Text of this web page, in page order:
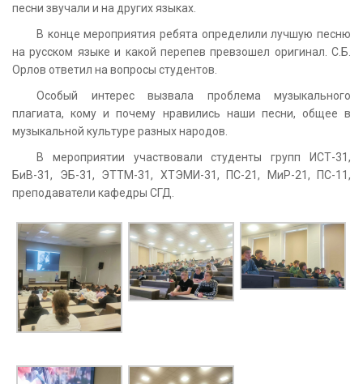
песни звучали и на других языках.
В конце мероприятия ребята определили лучшую песню
на русском языке и какой перепев превзошел оригинал. С.Б.
Орлов ответил на вопросы студентов.
Особый интерес вызвала проблема музыкального
плагиата, кому и почему нравились наши песни, общее в
музыкальной культуре разных народов.
В мероприятии участвовали студенты групп ИСТ-31,
БиВ-31, ЭБ-31, ЭТТМ-31, ХТЭМИ-31, ПС-21, МиР-21, ПС-11,
преподаватели кафедры СГД.